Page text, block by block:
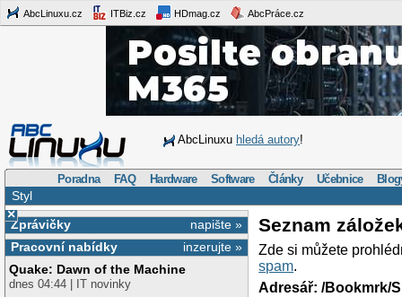
AbcLinuxu.cz ITBiz.cz HDmag.cz AbcPráce.cz
AbcLinuxu hledá autory!
Poradna FAQ Hardware Software Články Učebnice
Styl
×
napište »
Zprávičky
inzerujte »
Pracovní nabídky
Quake: Dawn of the Machine
dnes 04:44 | IT novinky
Seznam
Zde si můžete
spam.
Adresář: /Bookmrk/